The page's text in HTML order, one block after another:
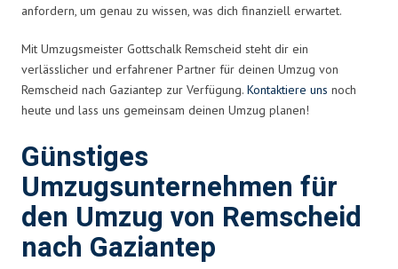
anfordern, um genau zu wissen, was dich finanziell erwartet.
Mit Umzugsmeister Gottschalk Remscheid steht dir ein
verlässlicher und erfahrener Partner für deinen Umzug von
Remscheid nach Gaziantep zur Verfügung. Kontaktiere uns noch
heute und lass uns gemeinsam deinen Umzug planen!
Günstiges
Umzugsunternehmen für
den Umzug von Remscheid
nach Gaziantep